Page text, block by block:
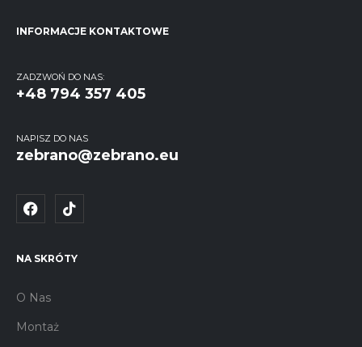
INFORMACJE KONTAKTOWE
ZADZWOŃ DO NAS:
+48 794 357 405
NAPISZ DO NAS
zebrano@zebrano.eu
NA SKRÓTY
O Nas
Montaż